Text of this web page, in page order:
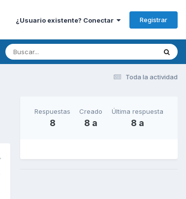
¿Usuario existente? Conectar Registrar
Toda la actividad
Respuestas
8
Creado
8 a
Última respuesta
8 a